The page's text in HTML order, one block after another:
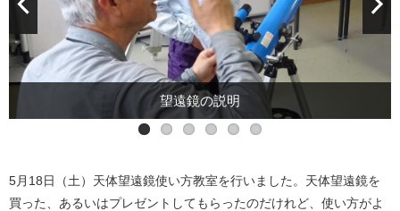
望遠鏡の説明
ファインダーの合わせ方の説明
各自練習の様子
終了検定の土星の看板探し
山にある土星の看板
スタークイズの様子
5月18日（土）天体望遠鏡使い方教室を行いました。天体望遠鏡を
買った、あるいはプレゼントしてもらったのだけれど、使い方がよ